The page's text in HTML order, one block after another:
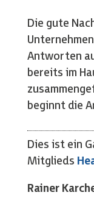
Die gute
Antworten
bereits im
beginnt die
Dies ist ein
Mitglieds
Rainer